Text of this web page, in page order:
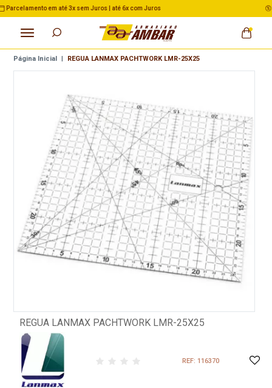
3% de Desconto no Pix nas Compras acima de R$ 500,00
Página Inicial | REGUA LANMAX PACHTWORK LMR-25X25
REGUA LANMAX PACHTWORK LMR-25X25
REF: 116370